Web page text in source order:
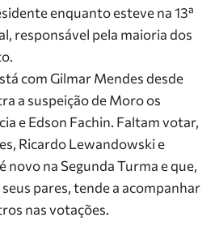
enquanto esteve na 13ª
responsável pela maioria dos
com Gilmar Mendes desde
a suspeição de Moro os
e Edson Fachin. Faltam votar,
Ricardo Lewandowski e
novo na Segunda Turma e que,
pares, tende a acompanhar
nas votações.